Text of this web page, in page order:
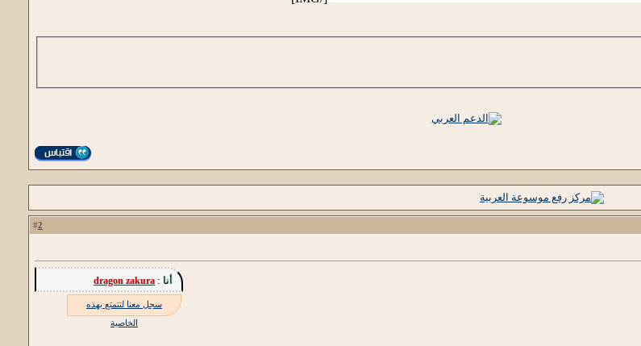
2
أنا :dragon zakura
سجل معنا لتتمتع بهذه
الخاصية